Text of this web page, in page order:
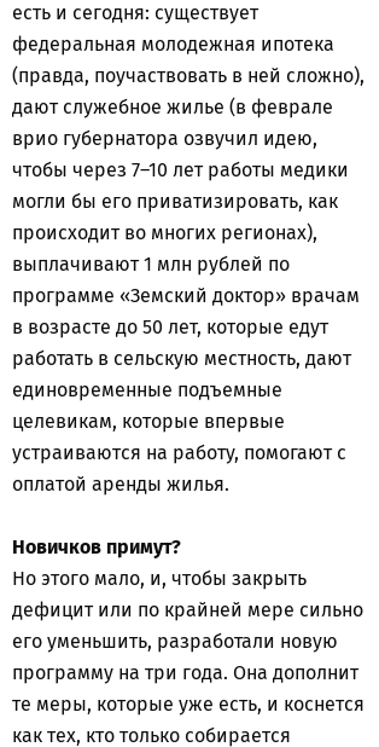
есть и сегодня: существует
федеральная молодежная ипотека
(правда, поучаствовать в ней сложно),
дают служебное жилье (в феврале
врио губернатора озвучил идею,
чтобы через 7–10 лет работы медики
могли бы его приватизировать, как
происходит во многих регионах),
выплачивают 1 млн рублей по
программе «Земский доктор» врачам
в возрасте до 50 лет, которые едут
работать в сельскую местность, дают
единовременные подъемные
целевикам, которые впервые
устраиваются на работу, помогают с
оплатой аренды жилья.
Новичков примут?
Но этого мало, и, чтобы закрыть
дефицит или по крайней мере сильно
его уменьшить, разработали новую
программу на три года. Она дополнит
те меры, которые уже есть, и коснется
как тех, кто только собирается